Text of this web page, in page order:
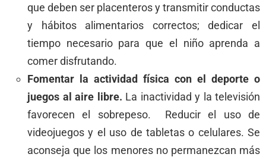
que deben ser placenteros y transmitir conductas
y hábitos alimentarios correctos; dedicar el
tiempo necesario para que el niño aprenda a
comer disfrutando.
Fomentar la actividad física con el deporte o
juegos al aire libre. La inactividad y la televisión
favorecen el sobrepeso. Reducir el uso de
videojuegos y el uso de tabletas o celulares. Se
aconseja que los menores no permanezcan más